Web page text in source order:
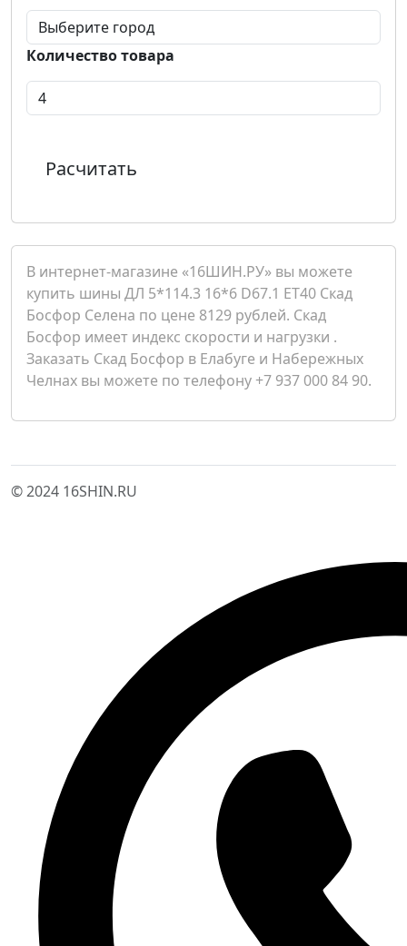
Количество товара
Расчитать
В интернет-магазине «16ШИН.РУ» вы можете
купить шины ДЛ 5*114.3 16*6 D67.1 ET40 Скад
Босфор Селена по цене 8129 рублей. Скад
Босфор имеет индекс скорости и нагрузки .
Заказать Скад Босфор в Елабуге и Набережных
Челнах вы можете по телефону +7 937 000 84 90.
© 2024 16SHIN.RU